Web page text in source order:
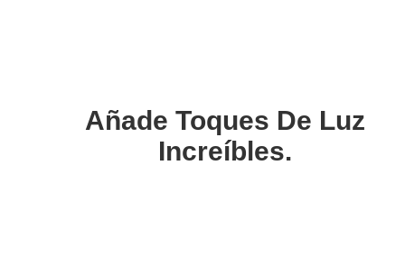
Añade Toques De Luz
Increíbles.